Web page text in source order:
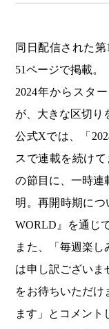
同日配信された
51ページで掲載。
2024年からスタ
が、大きな区切り
公式Xでは、「
スで連載を続け
の節目に、一時連
明。再開時期に
WORLD』を通じ
また、「毎週楽
は申し訳ございま
をお待ちいただけ
ます」とコメント